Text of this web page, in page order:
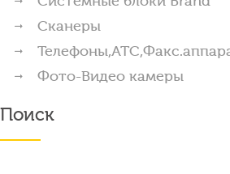
Сканеры
Фото-Видео камеры
Поиск